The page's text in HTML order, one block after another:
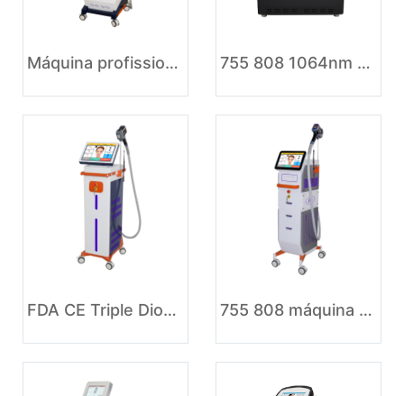
Máquina profissional a laser para remoção de pêlos 755 808 1064nm Diode Laser Hair Removal Machine
FDA CE Triple Diode Laser Hair Removal Machine 755 808 máquina da remoção do cabelo do diodo laser 1064nm